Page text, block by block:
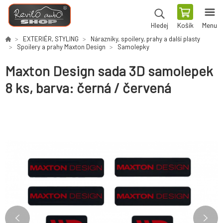
Hledej Košík Menu
EXTERIÉR, STYLING
Nárazníky, spoilery, prahy a další plasty
Spoilery a prahy Maxton Design
Samolepky
Maxton Design sada 3D samolepek
8 ks, barva: černá / červená